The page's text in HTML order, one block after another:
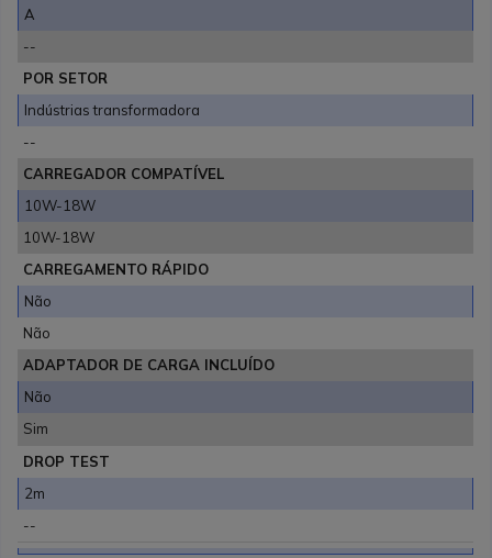
A
--
POR SETOR
Indústrias transformadora
--
CARREGADOR COMPATÍVEL
10W-18W
10W-18W
CARREGAMENTO RÁPIDO
Não
Não
ADAPTADOR DE CARGA INCLUÍDO
Não
Sim
DROP TEST
2m
--